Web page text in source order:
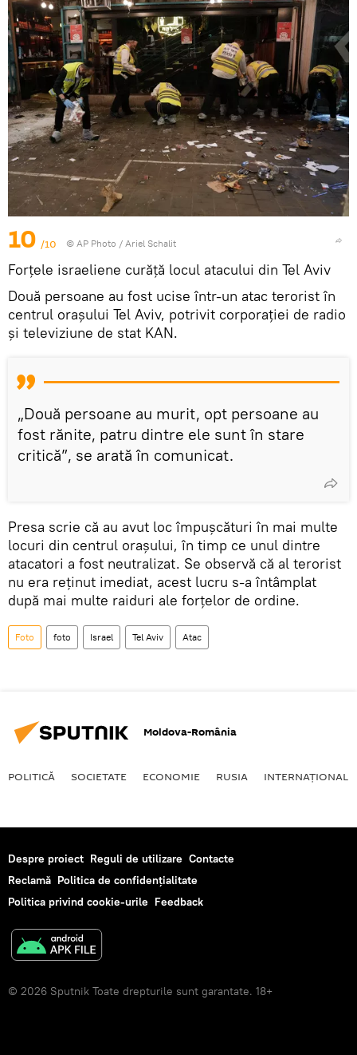
10 /10 © AP Photo / Ariel Schalit
Forțele israeliene curăță locul atacului din Tel Aviv
Două persoane au fost ucise într-un atac terorist în
centrul orașului Tel Aviv, potrivit corporației de radio
și televiziune de stat KAN.
„Două persoane au murit, opt persoane au
fost rănite, patru dintre ele sunt în stare
critică”, se arată în comunicat.
Presa scrie că au avut loc împușcături în mai multe
locuri din centrul orașului, în timp ce unul dintre
atacatori a fost neutralizat. Se observă că al terorist
nu era reținut imediat, acest lucru s-a întâmplat
după mai multe raiduri ale forțelor de ordine.
Foto foto Israel Tel Aviv Atac
Moldova-România
POLITICĂ SOCIETATE ECONOMIE RUSIA INTERNAŢIONAL
Despre proiect Reguli de utilizare Contacte
Reclamă Politica de confidențialitate
Politica privind cookie-urile Feedback
© 2026 Sputnik Toate drepturile sunt garantate. 18+